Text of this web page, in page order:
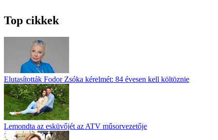
Top cikkek
Elutasították Fodor Zsóka kérelmét: 84 évesen kell költöznie
Lemondta az esküvőjét az ATV műsorvezetője